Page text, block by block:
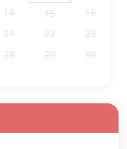
14 15
16
21 22
23
28 29
30